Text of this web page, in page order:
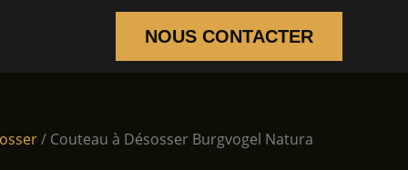
NOUS CONTACTER
/ Couteau à Désosser Burgvogel Natura